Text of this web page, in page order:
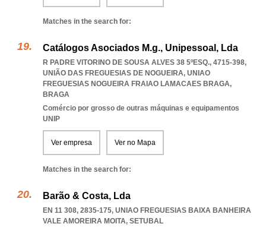
Matches in the search for:
Catálogos Asociados M.g., Unipessoal, Lda
R PADRE VITORINO DE SOUSA ALVES 38 5ºESQ., 4715-398,
UNIÃO DAS FREGUESIAS DE NOGUEIRA, UNIAO
FREGUESIAS NOGUEIRA FRAIAO LAMACAES BRAGA,
BRAGA
Comércio por grosso de outras máquinas e equipamentos
UNIP
Ver empresa Ver no Mapa
Matches in the search for:
Barão & Costa, Lda
EN 11 308, 2835-175, UNIAO FREGUESIAS BAIXA BANHEIRA
VALE AMOREIRA MOITA, SETUBAL